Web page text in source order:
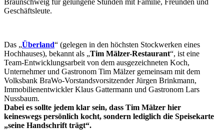
Geschäftsleute.
Das „Überland“ (gelegen in den höchsten Stockwerken eines
Hochhauses), bekannt als „Tim Mälzer-Restaurant“, ist eine
Team-Entwicklungsarbeit von dem ausgezeichneten Koch,
Unternehmer und Gastronom Tim Mälzer gemeinsam mit dem
Volksbank BraWo-Vorstandsvorsitzender Jürgen Brinkmann,
Immobilienentwickler Klaus Gattermann und Gastronom Lars
Nussbaum.
Dabei es sollte jedem klar sein, dass Tim Mälzer hier
keineswegs persönlich kocht, sondern lediglich die Speisekarte
„seine Handschrift trägt“.